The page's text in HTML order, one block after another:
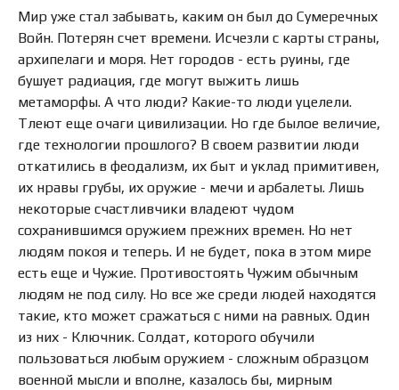
Мир уже стал забывать, каким он был до Сумеречных
Войн. Потерян счет времени. Исчезли с карты страны,
архипелаги и моря. Нет городов - есть руины, где
бушует радиация, где могут выжить лишь
метаморфы. А что люди? Какие-то люди уцелели.
Тлеют еще очаги цивилизации. Но где былое величие,
где технологии прошлого? В своем развитии люди
откатились в феодализм, их быт и уклад примитивен,
их нравы грубы, их оружие - мечи и арбалеты. Лишь
некоторые счастливчики владеют чудом
сохранившимся оружием прежних времен. Но нет
людям покоя и теперь. И не будет, пока в этом мире
есть еще и Чужие. Противостоять Чужим обычным
людям не под силу. Но все же среди людей находятся
такие, кто может сражаться с ними на равных. Один
из них - Ключник. Солдат, которого обучили
пользоваться любым оружием - сложным образцом
военной мысли и вполне, казалось бы, мирным